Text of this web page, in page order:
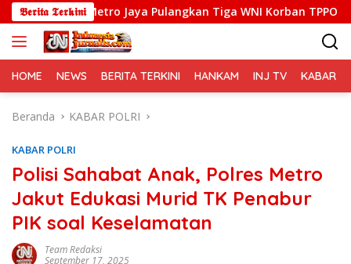
Langsung
ke
konten
𝕭𝖊𝖗𝖎𝖙𝖆 𝕿𝖊𝖗𝖐𝖎𝖓𝖎
Metro Jaya Pulangkan Tiga WNI Korban TPPO dari Libya
HOME NEWS BERITA TERKINI HANKAM INJ TV KABAR
Beranda KABAR POLRI
KABAR POLRI
Polisi Sahabat Anak, Polres Metro
Jakut Edukasi Murid TK Penabur
PIK soal Keselamatan
Team Redaksi
September 17, 2025